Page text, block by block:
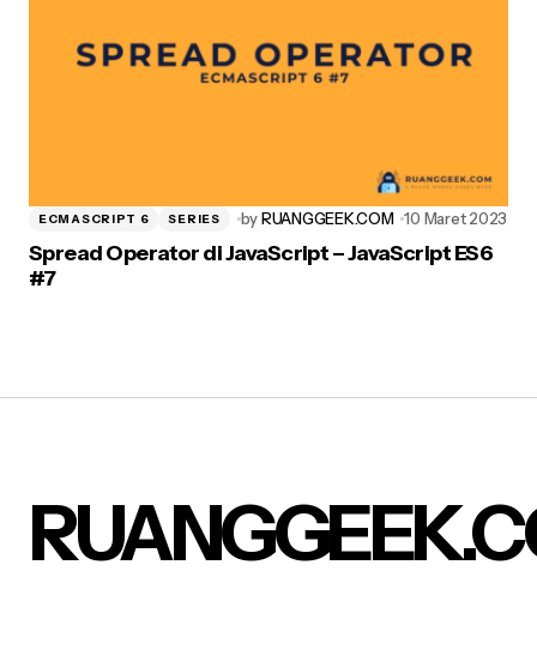
ECMASCRIPT 6 SERIES byRUANGGEEK.COM 10 Maret 2023
Spread Operator di JavaScript – JavaScript ES6
#7